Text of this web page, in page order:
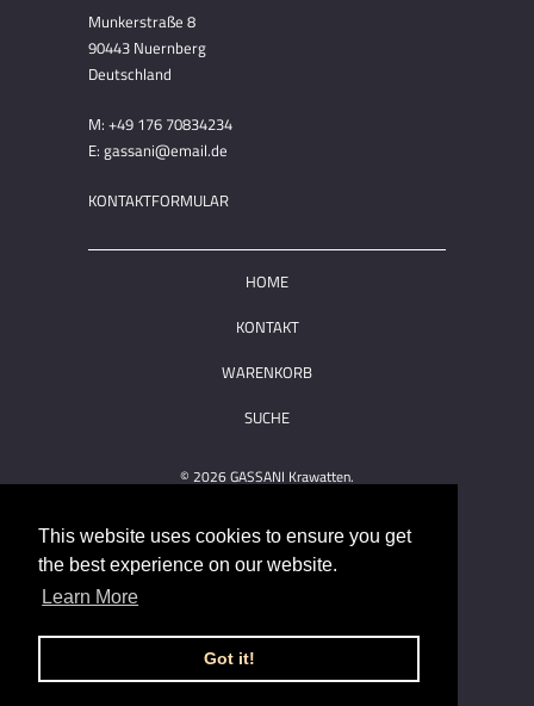
This website uses cookies to ensure you get
the best experience on our website.
Learn More
Got it!
Munkerstraße 8
90443 Nuernberg
Deutschland
M: +49 176 70834234
E: gassani@email.de
KONTAKTFORMULAR
HOME
KONTAKT
WARENKORB
SUCHE
© 2026GASSANI Krawatten.